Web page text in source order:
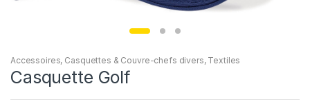
Accessoires, Casquettes & Couvre-chefs divers, Textiles
Casquette Golf